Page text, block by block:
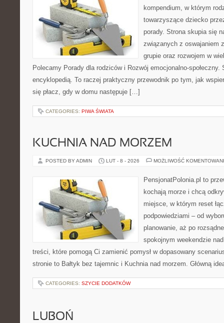
kompendium, w którym
towarzyszące dziecko
porady. Strona skupia się
związanych z oswajaniem
grupie oraz rozwojem w
Polecamy Porady dla rodziców i Rozwój emocjonalno-społeczny.
encyklopedią. To raczej praktyczny przewodnik po tym, jak
się płacz, gdy w domu następuje […]
CATEGORIES: PIWA ŚWIATA
KUCHNIA NAD MORZEM
POSTED BY ADMIN LUT - 8 - 2026 MOŻLIWOŚĆ
PensjonatPolonia.pl to
kochają morze i chcą
miejsce, w którym reset
podpowiedziami – od
planowanie, aż po
spokojnym weekendzie
treści, które pomogą Ci zamienić pomysł w dopasowany
stronie to Bałtyk bez tajemnic i Kuchnia nad morzem. Główną
CATEGORIES: SZYCIE DODATKÓW
LUBOŃ